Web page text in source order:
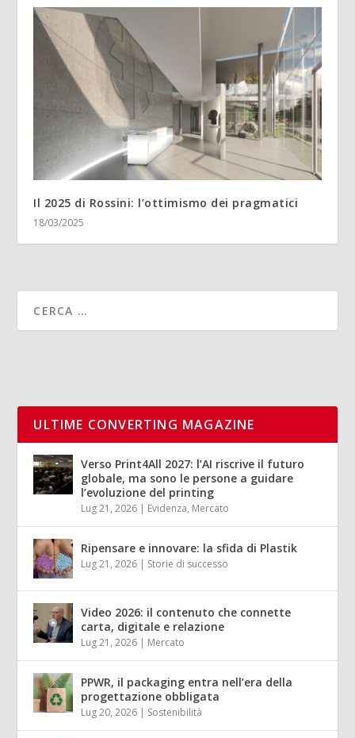
Il 2025 di Rossini: l’ottimismo dei pragmatici
18/03/2025
ULTIME CONVERTING MAGAZINE
Verso Print4All 2027: l’AI riscrive il futuro
globale, ma sono le persone a guidare
l’evoluzione del printing
Lug 21, 2026 | Evidenza, Mercato
Ripensare e innovare: la sfida di Plastik
Lug 21, 2026 | Storie di successo
Video 2026: il contenuto che connette
carta, digitale e relazione
Lug 21, 2026 | Mercato
PPWR, il packaging entra nell’era della
progettazione obbligata
Lug 20, 2026 | Sostenibilità